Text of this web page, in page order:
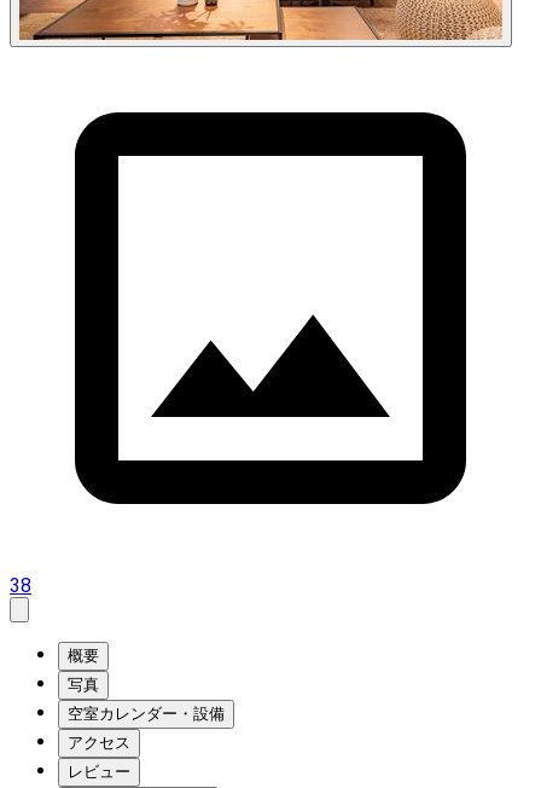
38
概要
写真
空室カレンダー・設備
アクセス
レビュー